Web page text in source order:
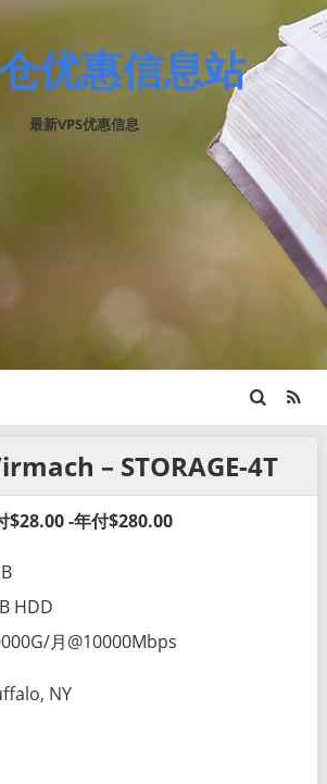
优惠信息站
最新VPS优惠信息
– STORAGE-4T
$28.00 -年付$280.00
HDD
月@10000Mbps
NY